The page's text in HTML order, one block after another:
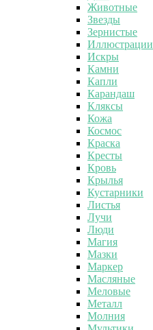
Животные
Звезды
Зернистые
Иллюстрации
Искры
Камни
Капли
Карандаш
Кляксы
Кожа
Космос
Краска
Кресты
Кровь
Крылья
Кустарники
Листья
Лучи
Люди
Магия
Мазки
Маркер
Масляные
Меловые
Металл
Молния